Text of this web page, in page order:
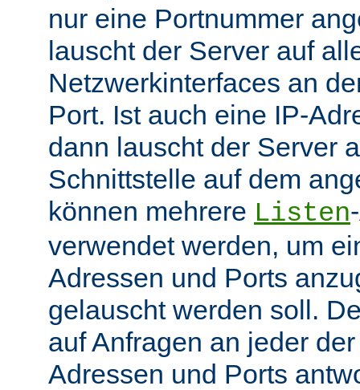
nur eine Portnummer
lauscht der Server auf
Netzwerkinterfaces an
Port. Ist auch eine IP-
dann lauscht der Server
Schnittstelle auf dem
können mehrere Listen
verwendet werden, um
Adressen und Ports
gelauscht werden soll.
auf Anfragen an jeder
Adressen und Ports